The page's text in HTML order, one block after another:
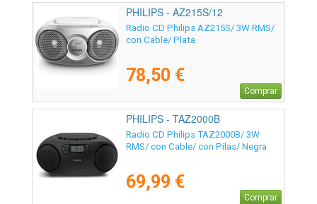
PHILIPS - AZ215S/12
Radio CD Philips AZ215S/ 3W RMS/
con Cable/ Plata
78,50 €
Comprar
PHILIPS - TAZ2000B
Radio CD Philips TAZ2000B/ 3W
RMS/ con Cable/ con Pilas/ Negra
69,99 €
Comprar